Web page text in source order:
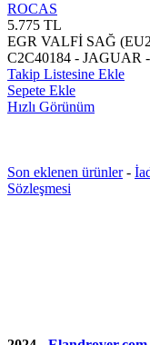
ROCAS
5.775 TL
EGR VALFİ SAĞ
C2C40184 - JAGUAR
Takip Listesine Ekle
Sepete Ekle
Hızlı Görünüm
Son eklenen ürünler-
Sözleşmesi